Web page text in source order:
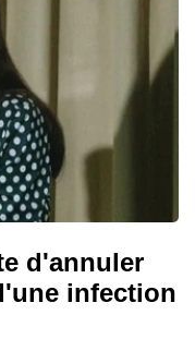
d'annuler
infection